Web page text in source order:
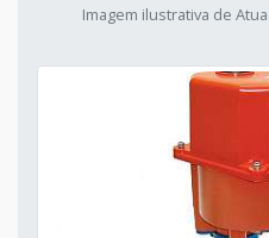
Imagem ilustrativa de